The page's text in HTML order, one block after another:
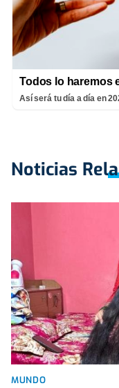
Todos lo haremos
Así será tu día a día en
Noticias
MUNDO